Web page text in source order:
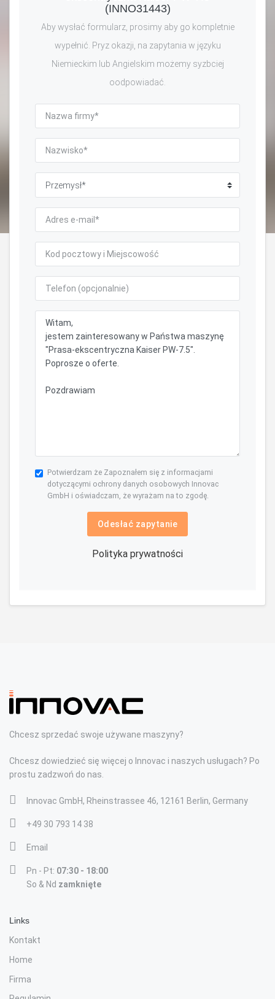
(INNO31443)
Aby wysłać formularz, prosimy aby go kompletnie
wypełnić. Pryz okazji, na zapytania w języku
Niemieckim lub Angielskim możemy syzbciej
oodpowiadać.
Potwierdzam że Zapoznałem się z informacjami
dotyczącymi ochrony danych osobowych Innovac
GmbH i oświadczam, że wyrażam na to zgodę.
Odesłać zapytanie
Polityka prywatności
Chcesz sprzedać swoje używane maszyny?
Chcesz dowiedzieć się więcej o Innovac i naszych usługach? Po
prostu zadzwoń do nas.
Innovac GmbH, Rheinstrassee 46, 12161 Berlin, Germany
+49 30 793 14 38
Email
Pn - Pt: 07:30 - 18:00
So & Nd zamknięte
Links
Kontakt
Home
Firma